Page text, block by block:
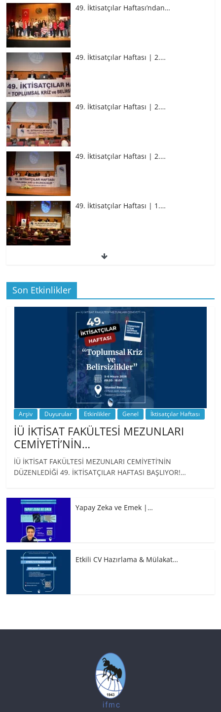
49. İktisatçılar Haftası’ndan…
49. İktisatçılar Haftası | 2.…
49. İktisatçılar Haftası | 2.…
49. İktisatçılar Haftası | 2.…
49. İktisatçılar Haftası | 1.…
49. İktisatçılar Haftası | 1.…
BİZ İKTİSATLILAR: İÇİMİZDEN BİRİ PROF.
…
Son Etkinlikler
Arşiv Duyurular Etkinlikler Genel İktisatçılar Haftası
İÜ İKTİSAT FAKÜLTESİ MEZUNLARI
CEMİYETİ’NİN…
İÜ İKTİSAT FAKÜLTESİ MEZUNLARI CEMİYETİ’NİN
DÜZENLEDİĞİ 49. İKTİSATÇILAR HAFTASI BAŞLIYOR!…
Yapay Zeka ve Emek |…
Etkili CV Hazırlama & Mülakat…